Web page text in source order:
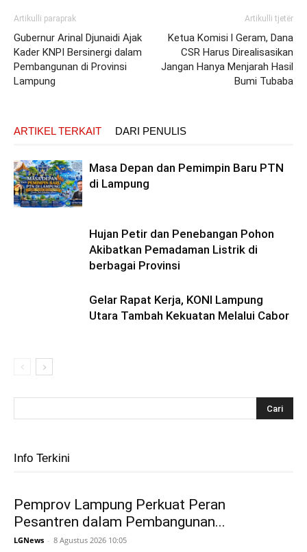
Artikulli paraprak
Gubernur Arinal Djunaidi Ajak
Kader KNPI Bersinergi dalam
Pembangunan di Provinsi
Lampung
Artikulli tjetër
Ketua Komisi l Geram, Dana
CSR Harus Direalisasikan
Jangan Hanya Menjarah Hasil
Bumi Tubaba
ARTIKEL TERKAIT DARI PENULIS
Masa Depan dan Pemimpin Baru PTN
di Lampung
Hujan Petir dan Penebangan Pohon
Akibatkan Pemadaman Listrik di
berbagai Provinsi
Gelar Rapat Kerja, KONI Lampung
Utara Tambah Kekuatan Melalui Cabor
Info Terkini
Pemprov Lampung Perkuat Peran
Pesantren dalam Pembangunan...
LGNews - 8 Agustus 2026 10:05